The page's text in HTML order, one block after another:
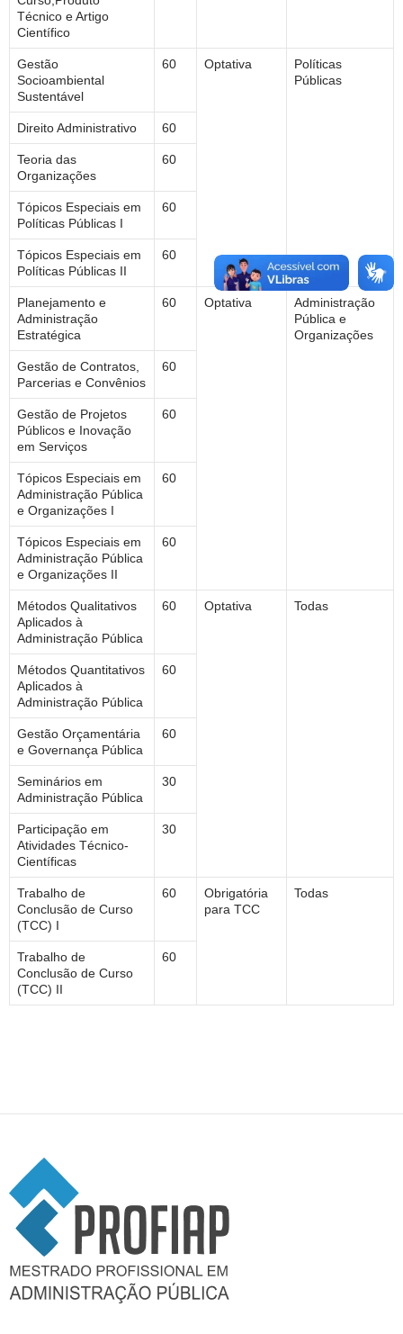
Técnico e Artigo
Científico
Gestão
Socioambiental
Sustentável
60 Optativa
Políticas
Públicas
Direito Administrativo 60
Teoria das
Organizações
60
Tópicos Especiais em
Políticas Públicas I
60
Tópicos Especiais em
Políticas Públicas II
60
Planejamento e
Administração
Estratégica
60 Optativa
Administração
Pública e
Organizações
Gestão de Contratos,
Parcerias e Convênios
60
Gestão de Projetos
Públicos e Inovação
em Serviços
60
Tópicos Especiais em
Administração Pública
e Organizações I
60
Tópicos Especiais em
Administração Pública
e Organizações II
60
Métodos Qualitativos
Aplicados à
Administração Pública
60 Optativa Todas
Métodos Quantitativos
Aplicados à
Administração Pública
60
Gestão Orçamentária
e Governança Pública
60
Seminários em
Administração Pública
30
Participação em
Atividades Técnico-
Científicas
30
Trabalho de
Conclusão de Curso
(TCC) I
60
Obrigatória
para TCC
Todas
Trabalho de
Conclusão de Curso
(TCC) II
60